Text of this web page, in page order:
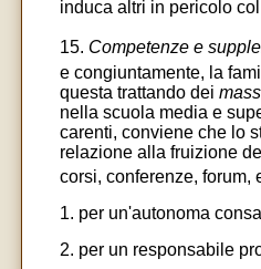
induca altri in pericolo
15. Competenze e
e congiuntamente, la
questa trattando dei
nella scuola media e
carenti, conviene che lo
relazione alla fruizione
corsi, conferenze, forum,
1. per un'autonoma
2. per un responsabile